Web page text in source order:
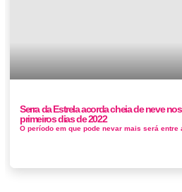
Serra da Estrela acorda cheia de neve nos
primeiros dias de 2022